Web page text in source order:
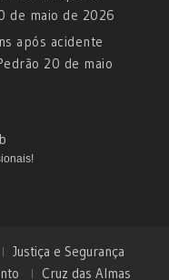
de maio de 2026
após acidente
20 de maio
Justiça e Segurança
Cruz das Almas